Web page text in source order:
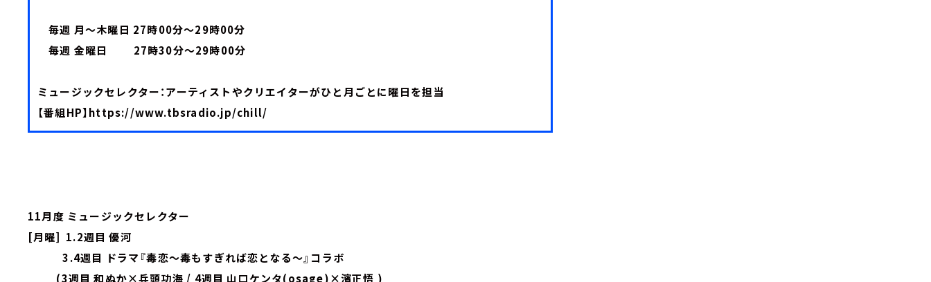
毎週 月～木曜日 27時00分～29時00分
毎週 金曜日 27時30分～29時00分
ミュージックセレクター：アーティストやクリエイターがひと月ごとに曜日を担当
【番組HP】https://www.tbsradio.jp/chill/
11月度 ミュージックセレクター
[月曜] 1.2週目 優河
3.4週目 ドラマ『毒恋～毒もすぎれば恋となる～』コラボ
(3週目 和ぬか×兵頭功海 / 4週目 山口ケンタ(osage)×濱正悟 )